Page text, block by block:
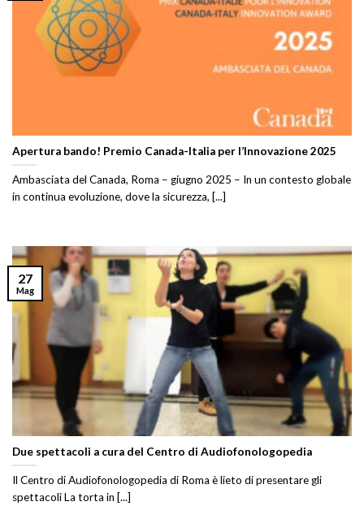
Apertura bando! Premio Canada-Italia per l’Innovazione 2025
Ambasciata del Canada, Roma – giugno 2025 – In un contesto globale
in continua evoluzione, dove la sicurezza, [...]
Due spettacoli a cura del Centro di Audiofonologopedia
Il Centro di Audiofonologopedia di Roma è lieto di presentare gli
spettacoli La torta in [...]
27
Mag